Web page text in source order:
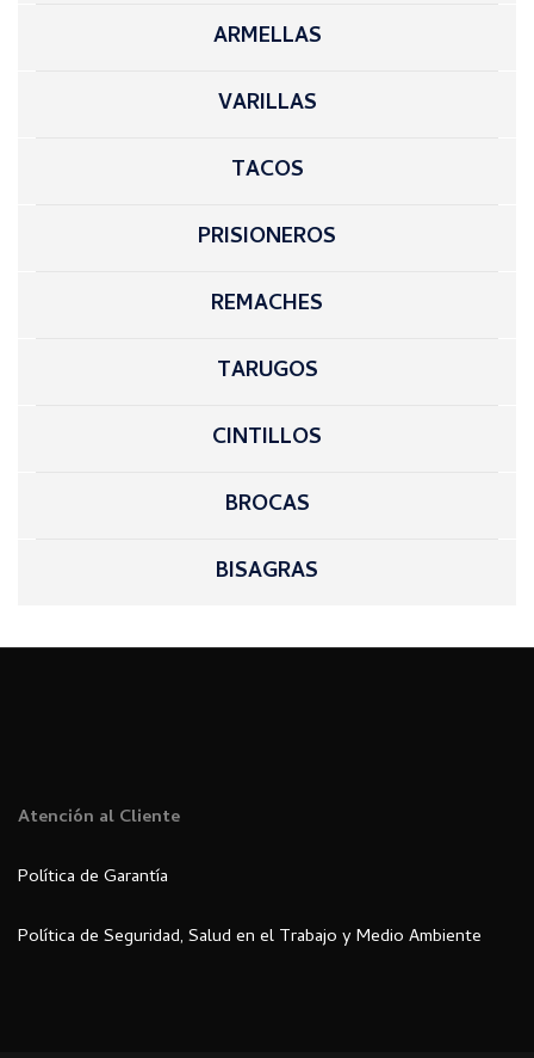
ARMELLAS
VARILLAS
TACOS
PRISIONEROS
REMACHES
TARUGOS
CINTILLOS
BROCAS
BISAGRAS
Atención al Cliente
Política de Garantía
Política de Seguridad, Salud en el Trabajo y Medio Ambiente